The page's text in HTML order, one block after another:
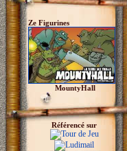
Ze Figurines
MountyHall
Référencé sur